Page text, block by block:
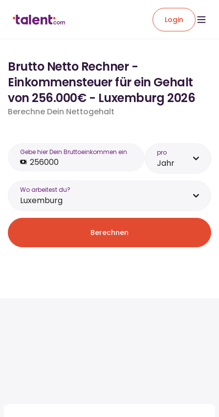
Login
Brutto Netto Rechner -
Einkommensteuer für ein Gehalt
von 256.000€ - Luxemburg 2026
Berechne Dein Nettogehalt
Gebe hier Dein Bruttoeinkommen ein pro
Jahr
Wo arbeitest du?
Luxemburg
Berechnen